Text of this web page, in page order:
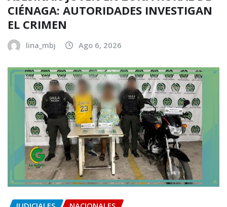
CIÉNAGA: AUTORIDADES INVESTIGAN
EL CRIMEN
lina_mbj Ago 6, 2026